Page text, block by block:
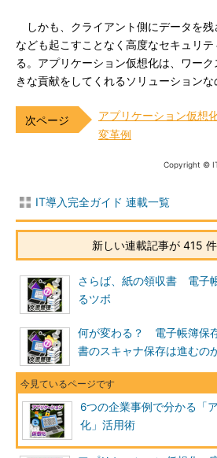
しかも、クライアント側にデータを残
なども起こすことなく高度なセキュリ
る。アプリケーション仮想化は、ワー
きな貢献をしてくれるソリューションな
アプリケーション仮想
変革例
Copyright ©
IT導入完全ガイド 連載一覧
新しい連載記事が 415
さらば、紙の領収書 電子
るツボ
何が変わる？ 電子帳簿保
書のスキャナ保存は進むの
6つの企業事例で分かる「
化」活用術